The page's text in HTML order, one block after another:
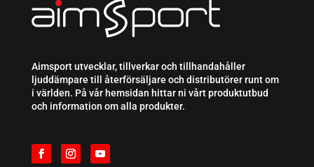
Aimsport utvecklar, tillverkar och tillhandahåller
ljuddämpare till återförsäljare och distributörer runt om
i världen. På vår hemsidan hittar ni vårt produktutbud
och information om alla produkter.